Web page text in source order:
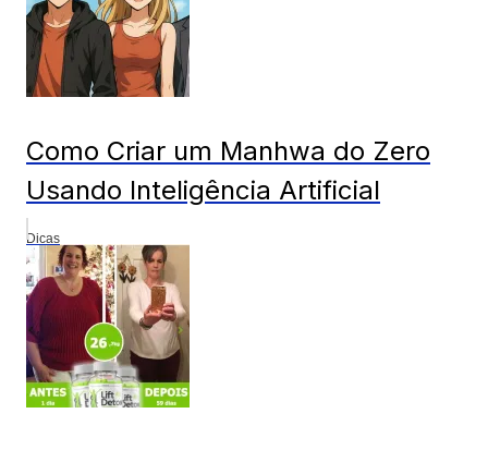
Como Criar um Manhwa do Zero
Usando Inteligência Artificial
Dicas